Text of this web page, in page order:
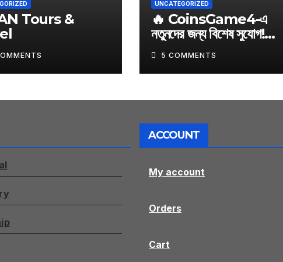
Tours &
UNCATEGORIZED
🔥 CoinsGame4-এ
নতুনদের জন্য বিশেষ সুযোগ!
আজই শুরু করুন আপনার অনলাইন
জার্নি5 COMMENTS
ACCOUNT
My account
Orders
Cart